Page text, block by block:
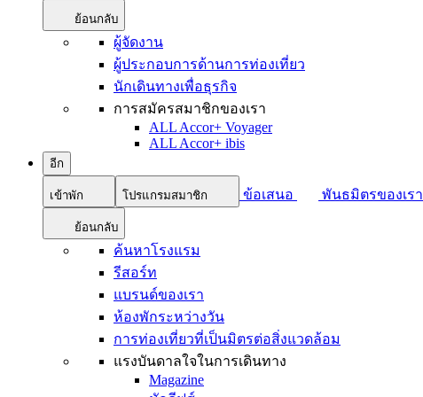
ย้อนกลับ
ผู้จัดงาน
ผู้ประกอบการด้านการท่องเที่ยว
นักเดินทางเพื่อธุรกิจ
การสมัครสมาชิกของเรา
ALL Accor+ Voyager
ALL Accor+ ibis
อีก
เข้าพัก โปรแกรมสมาชิก ข้อเสนอ พันธมิตรของเรา
ย้อนกลับ
ค้นหาโรงแรม
รีสอร์ท
แบรนด์ของเรา
ห้องพักระหว่างวัน
การท่องเที่ยวที่เป็นมิตรต่อสิ่งแวดล้อม
แรงบันดาลใจในการเดินทาง
Magazine